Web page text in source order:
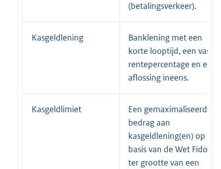
(betalingsverkeer).
Kasgeldlening
Banklening met een
korte looptijd, een vast
rentepercentage en een
aflossing ineens.
Kasgeldlimiet
Een gemaximaliseerd
bedrag aan
kasgeldlening(en) op
basis van de Wet Fido
ter grootte van een